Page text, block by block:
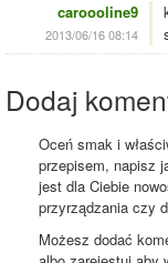
caroooline9
2013/06/16 08:14
Dodaj
Oceń smak i
przepisem, napisz
jest dla Ciebie
przyrządzania czy
Możesz dodać